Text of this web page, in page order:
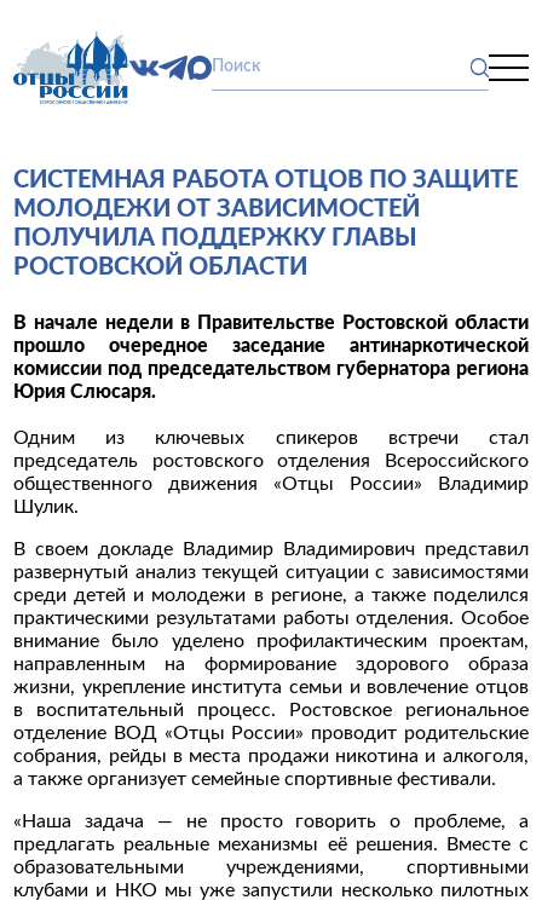
СИСТЕМНАЯ РАБОТА ОТЦОВ ПО ЗАЩИТЕ
МОЛОДЕЖИ ОТ ЗАВИСИМОСТЕЙ
ПОЛУЧИЛА ПОДДЕРЖКУ ГЛАВЫ
РОСТОВСКОЙ ОБЛАСТИ
В начале недели в Правительстве Ростовской области
прошло очередное заседание антинаркотической
комиссии под председательством губернатора региона
Юрия Слюсаря.
Одним из ключевых спикеров встречи стал
председатель ростовского отделения Всероссийского
общественного движения «Отцы России» Владимир
Шулик.
В своем докладе Владимир Владимирович представил
развернутый анализ текущей ситуации с зависимостями
среди детей и молодежи в регионе, а также поделился
практическими результатами работы отделения. Особое
внимание было уделено профилактическим проектам,
направленным на формирование здорового образа
жизни, укрепление института семьи и вовлечение отцов
в воспитательный процесс. Ростовское региональное
отделение ВОД «Отцы России» проводит родительские
собрания, рейды в места продажи никотина и алкоголя,
а также организует семейные спортивные фестивали.
«Наша задача — не просто говорить о проблеме, а
предлагать реальные механизмы её решения. Вместе с
образовательными учреждениями, спортивными
клубами и НКО мы уже запустили несколько пилотных